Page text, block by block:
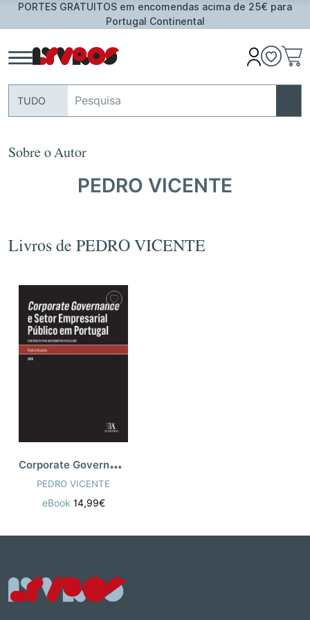
em encomendas acima de 25€ para
Oferta de Toalha
TUDO
Sobre o Autor
PEDRO VICENTE
Livros de PEDRO VICENTE
C
orporate Governance e Setor Empresarial
PEDRO VICENTE
eBook 14,99€